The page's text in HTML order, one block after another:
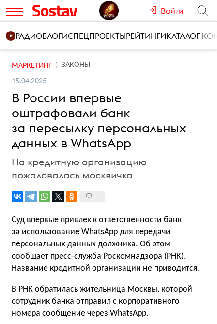
Войти
РАДИОБЛОГИСПЕЦПРОЕКТЫРЕЙТИНГИКАТАЛОГ
МАРКЕТИНГ ЗАКОНЫ
15.04.2025
В России впервые
оштрафовали банк
за пересылку персональных
данных в WhatsApp
На кредитную организацию
пожаловалась москвичка
Суд впервые привлек к ответственности банк
за использование WhatsApp для передачи
персональных данных должника. Об этом
сообщает пресс-служба Роскомнадзора (РНК).
Название кредитной организации не приводится.
В РНК обратилась жительница Москвы, которой
сотрудник банка отправил с корпоративного
номера сообщение через WhatsApp.